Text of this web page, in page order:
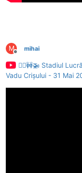
M
Deconectat
mihai
👷‍♂️🚧🚁 Stadiul
Vadu Crișului - 31 Mai